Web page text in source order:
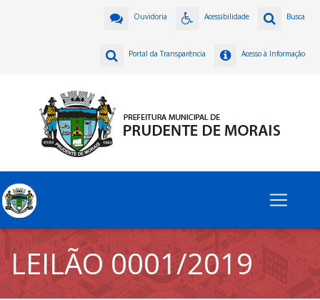
Busca
Acessibilidade
Ouvidoria
Acesso à Informação
Portal da Transparência
LEILÃO 0001/2019